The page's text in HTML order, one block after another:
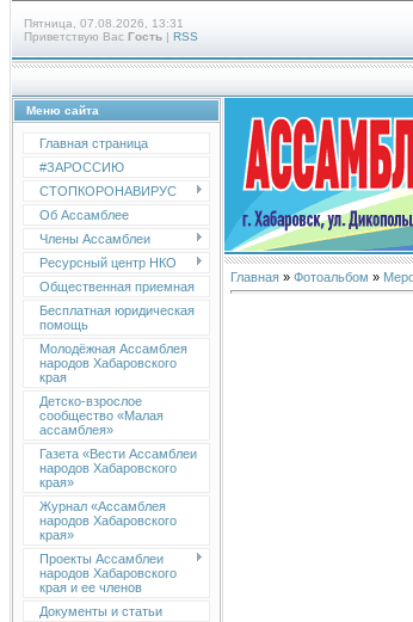
Пятница, 07.08.2026, 13:31
Приветствую Вас Гость | RSS
Меню сайта
Главная страница
#ЗАРОССИЮ
СТОПКОРОНАВИРУС
Об Ассамблее
Члены Ассамблеи
Ресурсный центр НКО
Общественная приемная
Бесплатная юридическая
помощь
Молодёжная Ассамблея
народов Хабаровского
края
Детско-взрослое
сообщество «Малая
ассамблея»
Газета «Вести Ассамблеи
народов Хабаровского
края»
Журнал «Ассамблея
народов Хабаровского
края»
Проекты Ассамблеи
народов Хабаровского
края и ее членов
Документы и статьи
Главная » Фотоальбом »